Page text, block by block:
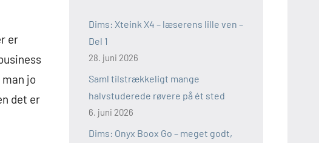
er
jo
det er
Dims: Xteink X4 – læserens lille ven –
Del 1
28. juni 2026
Saml tilstrækkeligt mange
halvstuderede røvere på ét sted
6. juni 2026
Dims: Onyx Boox Go – meget godt,